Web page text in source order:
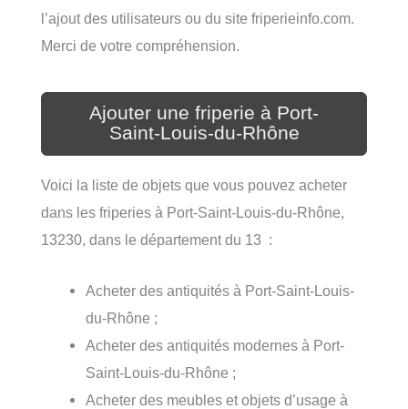
l’ajout des utilisateurs ou du site friperieinfo.com.
Merci de votre compréhension.
Ajouter une friperie à Port-
Saint-Louis-du-Rhône
Voici la liste de objets que vous pouvez acheter
dans les friperies à Port-Saint-Louis-du-Rhône,
13230, dans le département du 13 :
Acheter des antiquités à Port-Saint-Louis-
du-Rhône ;
Acheter des antiquités modernes à Port-
Saint-Louis-du-Rhône ;
Acheter des meubles et objets d’usage à